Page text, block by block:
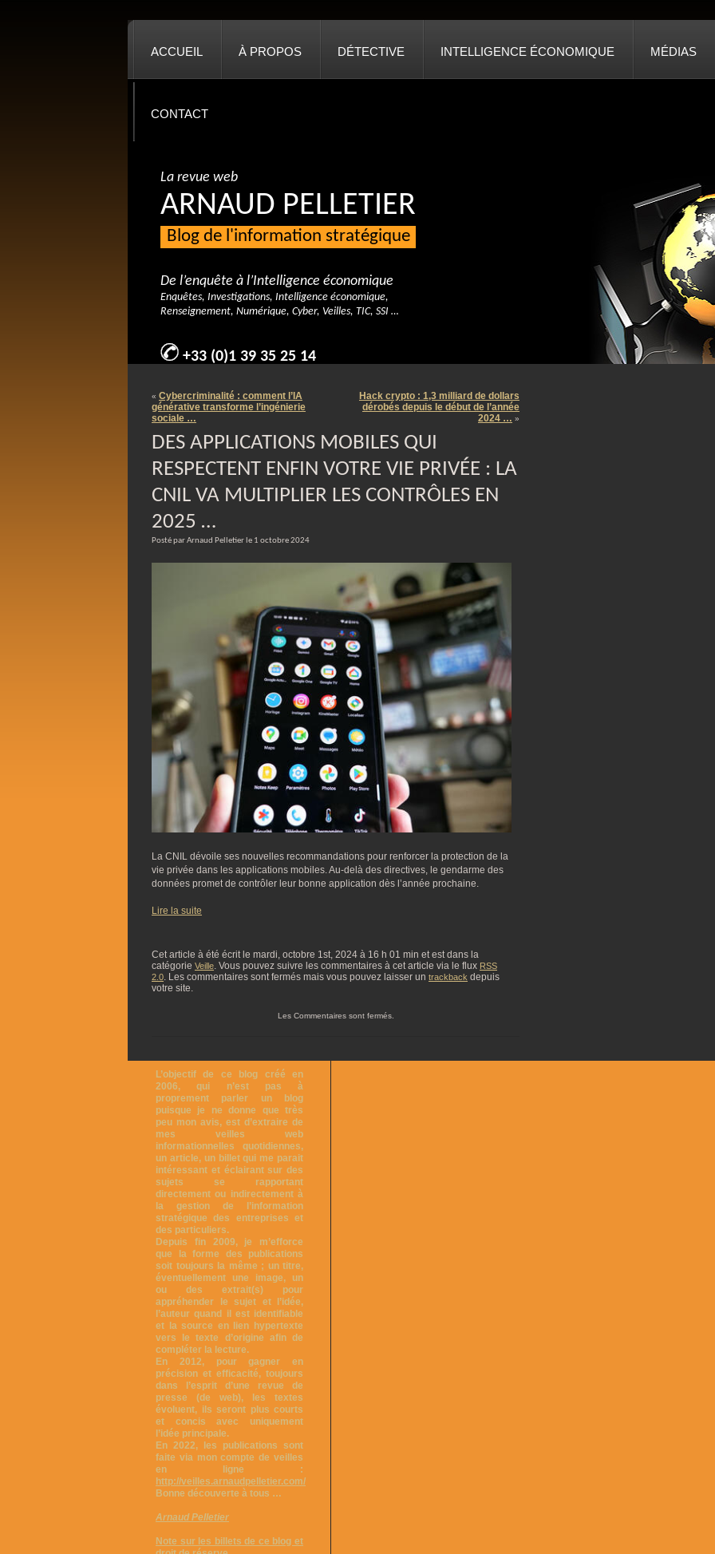
ACCUEIL À PROPOS DÉTECTIVE INTELLIGENCE ÉCONOMIQUE MÉDIAS
CONTACT
La revue web
ARNAUD PELLETIER
Blog de l'information stratégique
De l’enquête à l’Intelligence économique
Enquêtes, Investigations, Intelligence économique,
Renseignement, Numérique, Cyber, Veilles, TIC, SSI …
+33 (0)1 39 35 25 14
« Cybercriminalité : comment l’IA
générative transforme l’ingénierie
sociale …
Hack crypto : 1,3 milliard de dollars
dérobés depuis le début de l’année
2024 … »
DES APPLICATIONS MOBILES QUI
RESPECTENT ENFIN VOTRE VIE PRIVÉE : LA
CNIL VA MULTIPLIER LES CONTRÔLES EN
2025 …
Posté par Arnaud Pelletier le 1 octobre 2024
La CNIL dévoile ses nouvelles recommandations pour renforcer la protection de la
vie privée dans les applications mobiles. Au-delà des directives, le gendarme des
données promet de contrôler leur bonne application dès l’année prochaine.
Lire la suite
Cet article à été écrit le mardi, octobre 1st, 2024 à 16 h 01 min et est dans la
catégorie Veille. Vous pouvez suivre les commentaires à cet article via le flux RSS
2.0. Les commentaires sont fermés mais vous pouvez laisser un trackback depuis
votre site.
Les Commentaires sont fermés.
L’objectif de ce blog créé en
2006, qui n’est pas à
proprement parler un blog
puisque je ne donne que très
peu mon avis, est d’extraire de
mes veilles web
informationnelles quotidiennes,
un article, un billet qui me parait
intéressant et éclairant sur des
sujets se rapportant
directement ou indirectement à
la gestion de l’information
stratégique des entreprises et
des particuliers.
Depuis fin 2009, je m’efforce
que la forme des publications
soit toujours la même ; un titre,
éventuellement une image, un
ou des extrait(s) pour
appréhender le sujet et l’idée,
l’auteur quand il est identifiable
et la source en lien hypertexte
vers le texte d’origine afin de
compléter la lecture.
En 2012, pour gagner en
précision et efficacité, toujours
dans l’esprit d’une revue de
presse (de web), les textes
évoluent, ils seront plus courts
et concis avec uniquement
l’idée principale.
En 2022, les publications sont
faite via mon compte de veilles
en ligne :
http://veilles.arnaudpelletier.com/
Bonne découverte à tous …
Arnaud Pelletier
Note sur les billets de ce blog et